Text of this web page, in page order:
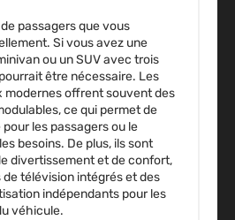
passagers que vous
Si vous avez une
ou un SUV avec trois
être nécessaire. Les
modernes offrent souvent des
ce qui permet de
pour les passagers ou le
besoins. De plus, ils sont
divertissement et de confort,
télévision intégrés et des
indépendants pour les
véhicule.